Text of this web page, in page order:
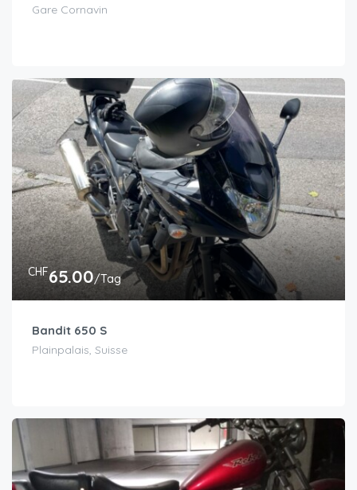
Gare Cornavin
CHF65.00/Tag
Bandit 650 S
Plainpalais, Suisse